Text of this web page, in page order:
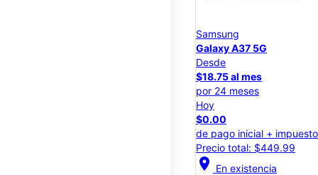
Samsung
Galaxy A37 5G
Desde
$18.75 al mes
por 24 meses
Hoy
$0.00
de pago inicial +
Precio total: $449.99
location_on En existencia